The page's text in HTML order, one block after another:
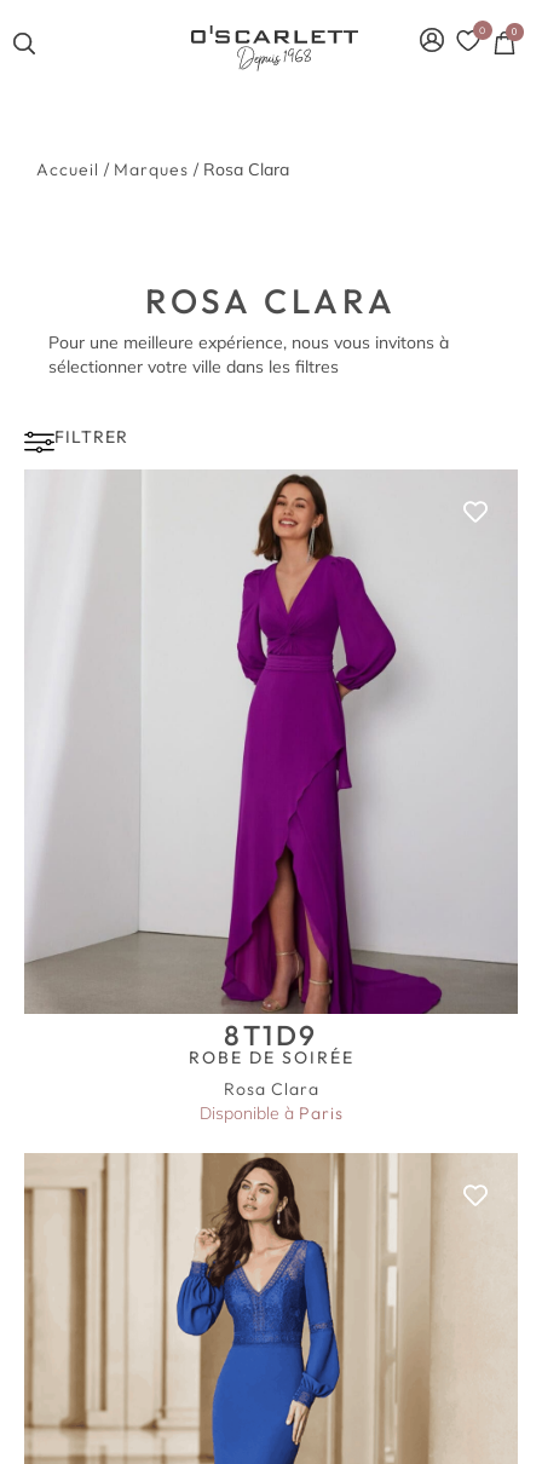
0 0
Accueil / Marques / Rosa Clara
ROSA CLARA
Pour une meilleure expérience, nous vous invitons à
sélectionner votre ville dans les filtres
FILTRER
8T1D9
ROBE DE SOIRÉE
Rosa Clara
Disponible à Paris